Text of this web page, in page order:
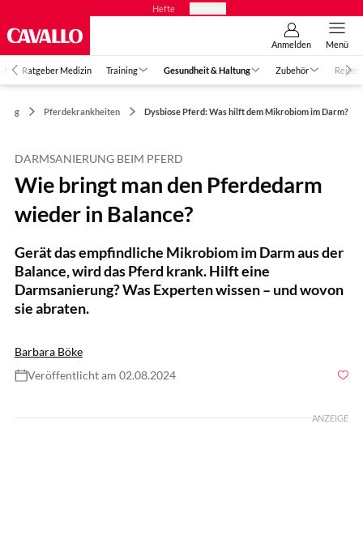
Hefte
Anmelden Menü
Ratgeber Medizin Training Gesundheit & Haltung Zubehör
Pferdekrankheiten Dysbiose Pferd: Was hilft dem Mikrobiom im Darm?
DARMSANIERUNG BEIM PFERD
Wie bringt man den Pferdedarm
wieder in Balance?
Gerät das empfindliche Mikrobiom im Darm aus der
Balance, wird das Pferd krank. Hilft eine
Darmsanierung? Was Experten wissen – und wovon
sie abraten.
Barbara Böke
Veröffentlicht am 02.08.2024
ANZEIGE